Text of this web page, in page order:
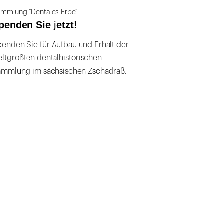
"Dentales Erbe"
Sie jetzt!
Sie für Aufbau und Erhalt der
dentalhistorischen
im sächsischen Zschadraß.